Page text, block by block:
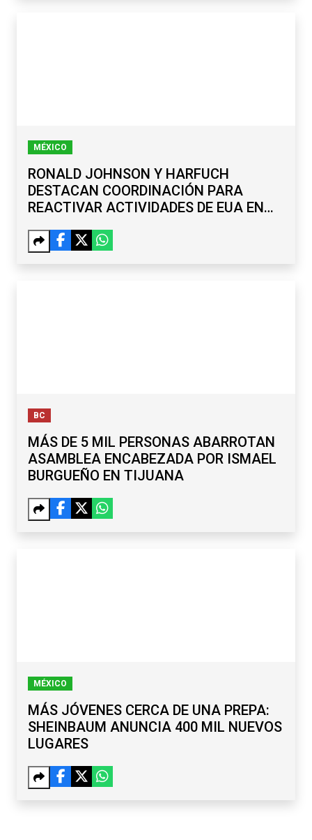
MÉXICO
RONALD JOHNSON Y HARFUCH
DESTACAN COORDINACIÓN PARA
REACTIVAR ACTIVIDADES DE EUA EN
BC
MÁS DE 5 MIL PERSONAS ABARROTAN
ASAMBLEA ENCABEZADA POR ISMAEL
BURGUEÑO EN TIJUANA
MÉXICO
MÁS JÓVENES CERCA DE UNA PREPA:
SHEINBAUM ANUNCIA 400 MIL NUEVOS
LUGARES